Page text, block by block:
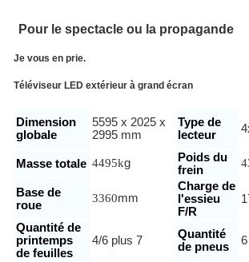
Pour le spectacle ou la propagande
Je vous en prie.
Téléviseur LED extérieur à grand écran
Dimension
globale
5595 x 2025 x
2995 mm
Type de
lecteur
Masse totale 4495kg
Poids du
frein
Base de
roue
3360mm
Charge de
l'essieu
F/R
Quantité de
printemps
de feuilles
4/6 plus 7
Quantité
de pneus